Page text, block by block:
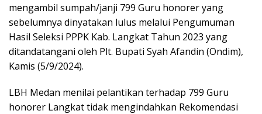
mengambil sumpah/janji 799 Guru honorer yang
sebelumnya dinyatakan lulus melalui Pengumuman
Hasil Seleksi PPPK Kab. Langkat Tahun 2023 yang
ditandatangani oleh Plt. Bupati Syah Afandin (Ondim),
Kamis (5/9/2024).
LBH Medan menilai pelantikan terhadap 799 Guru
honorer Langkat tidak mengindahkan Rekomendasi